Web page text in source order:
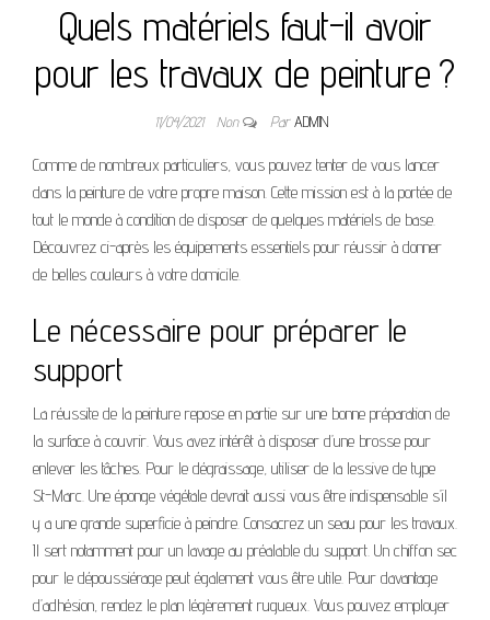
Quels matériels faut-il avoir
pour les travaux de peinture ?
11/04/2021 Non ParADMIN
Comme de nombreux particuliers, vous pouvez tenter de vous lancer
dans la peinture de votre propre maison. Cette mission est à la portée de
tout le monde à condition de disposer de quelques matériels de base.
Découvrez ci-après les équipements essentiels pour réussir à donner
de belles couleurs à votre domicile.
Le nécessaire pour préparer le
support
La réussite de la peinture repose en partie sur une bonne préparation de
la surface à couvrir. Vous avez intérêt à disposer d’une brosse pour
enlever les tâches. Pour le dégraissage, utiliser de la lessive de type
St-Marc. Une éponge végétale devrait aussi vous être indispensable s’il
y a une grande superficie à peindre. Consacrez un seau pour les travaux.
Il sert notamment pour un lavage au préalable du support. Un chiffon sec
pour le dépoussiérage peut également vous être utile. Pour davantage
d’adhésion, rendez le plan légèrement rugueux. Vous pouvez employer